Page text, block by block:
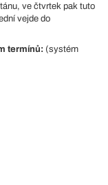
ve čtvrtek pak tuto
vejde do
termínů: (systém